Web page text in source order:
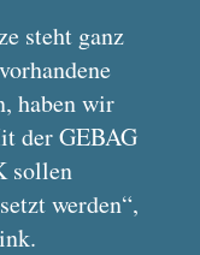
steht ganz
haben wir
der GEBAG
sollen
werden“,